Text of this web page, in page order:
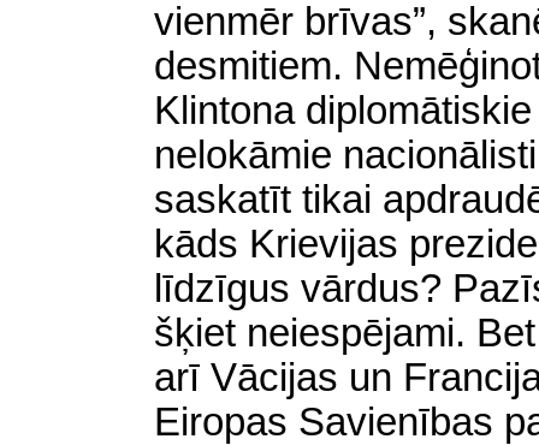
vienmēr brīvas”,
desmitiem.
Klintona
nelokāmie
saskatīt tikai
kāds Krievijas
līdzīgus vārdus?
šķiet neiespējami.
arī Vācijas un
Eiropas Savienības